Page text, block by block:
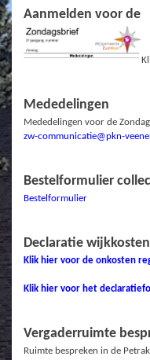
Aanmelden voor de
Mededelingen
Mededelingen voor de
zw-communicatie@pkn-
Bestelformulier
Bestelformulier
Declaratie wijkkosten
Klik hier voor de onkosten
Klik hier voor het
Vergaderruimte
Ruimte bespreken in de